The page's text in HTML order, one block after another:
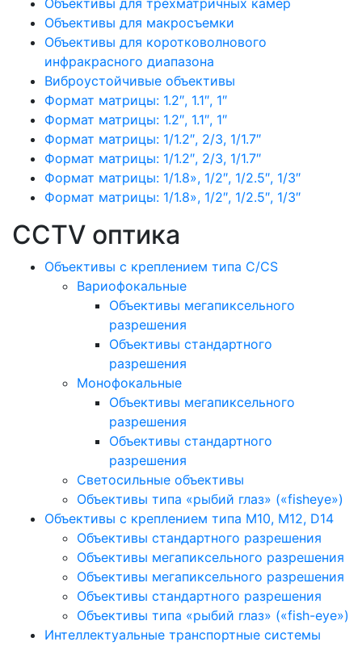
Объективы для трехматричных камер
Объективы для макросъемки
Объективы для коротковолнового
инфракрасного диапазона
Виброустойчивые объективы
Формат матрицы: 1.2″, 1.1″, 1″
Формат матрицы: 1.2″, 1.1″, 1″
Формат матрицы: 1/1.2″, 2/3, 1/1.7″
Формат матрицы: 1/1.2″, 2/3, 1/1.7″
Формат матрицы: 1/1.8», 1/2″, 1/2.5″, 1/3″
Формат матрицы: 1/1.8», 1/2″, 1/2.5″, 1/3″
CCTV оптика
Объективы с креплением типа C/CS
Вариофокальные
Объективы мегапиксельного
разрешения
Объективы стандартного
разрешения
Монофокальные
Объективы мегапиксельного
разрешения
Объективы стандартного
разрешения
Светосильные объективы
Объективы типа «рыбий глаз» («fisheye»)
Объективы с креплением типа M10, M12, D14
Объективы стандартного разрешения
Объективы мегапиксельного разрешения
Объективы мегапиксельного разрешения
Объективы стандартного разрешения
Объективы типа «рыбий глаз» («fish-eye»)
Интеллектуальные транспортные системы